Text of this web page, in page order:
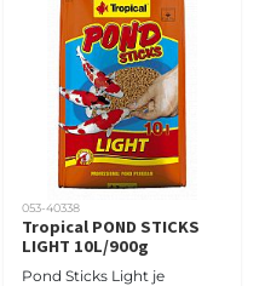
053-40338
Tropical POND STICKS
LIGHT 10L/900g
Pond Sticks Light je